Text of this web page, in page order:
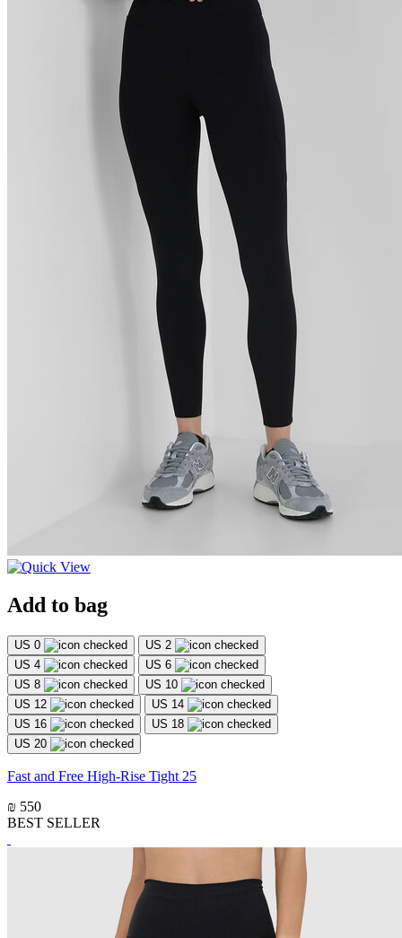
Add to bag
US 0
US 2
US 4
US 6
US 8
US 10
US 12
US 14
US 16
US 18
US 20
Fast and Free High-Rise Tight 25
₪ 550
BEST SELLER